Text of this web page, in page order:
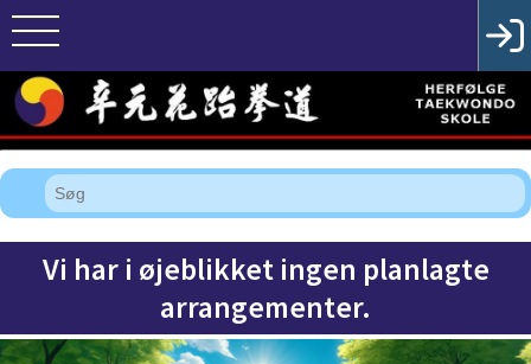
Vi har i øjeblikket ingen planlagte
arrangementer.